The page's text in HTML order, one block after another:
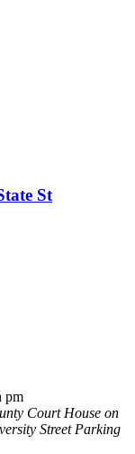
St
pm
Court House on
Street Parking